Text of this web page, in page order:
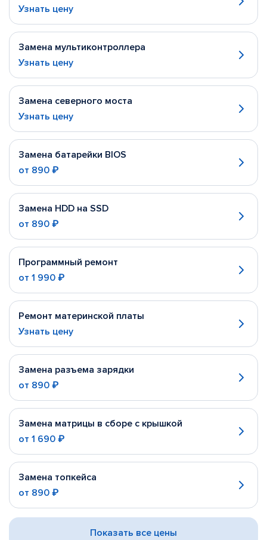
Узнать цену
Замена мультиконтроллера
Узнать цену
Замена северного моста
Узнать цену
Замена батарейки BIOS
от 890 ₽
Замена HDD на SSD
от 890 ₽
Программный ремонт
от 1 990 ₽
Ремонт материнской платы
Узнать цену
Замена разъема зарядки
от 890 ₽
Замена матрицы в сборе с крышкой
от 1 690 ₽
Замена топкейса
от 890 ₽
Показать все цены